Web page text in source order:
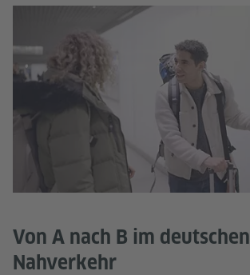
Von A nach B im deutschen
Nahverkehr